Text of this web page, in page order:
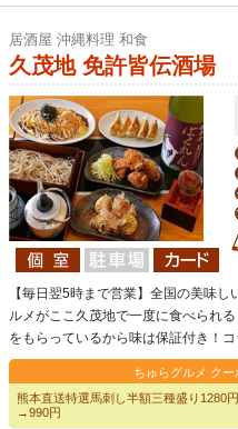
居酒屋 沖縄料理 和食
久茂地 免許皆伝酒場
【毎日翌5時まで営業】全国の美味
ルメがここ久茂地で一度に食べられ
をもらっているから味は保証付き！コ
ちゅらグルメ クー
熊本直送特選馬刺し半額三種盛り1280
→990円